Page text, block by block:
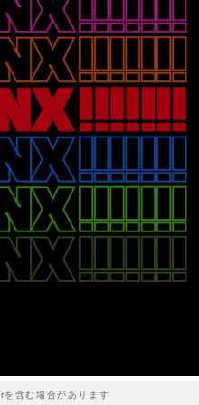
を含む場合があります